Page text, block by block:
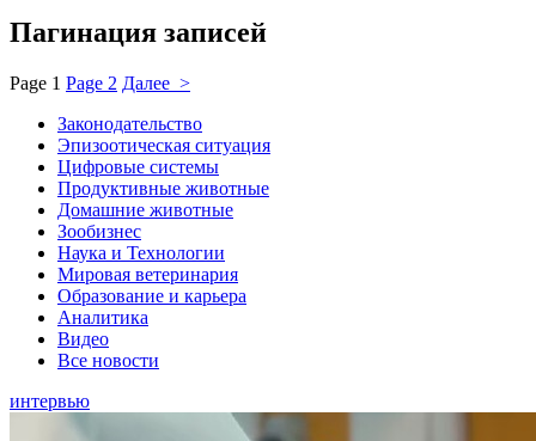
Пагинация записей
Page 1 Page 2 Далее >
Законодательство
Эпизоотическая ситуация
Цифровые системы
Продуктивные животные
Домашние животные
Зообизнес
Наука и Технологии
Мировая ветеринария
Образование и карьера
Аналитика
Видео
Все новости
интервью